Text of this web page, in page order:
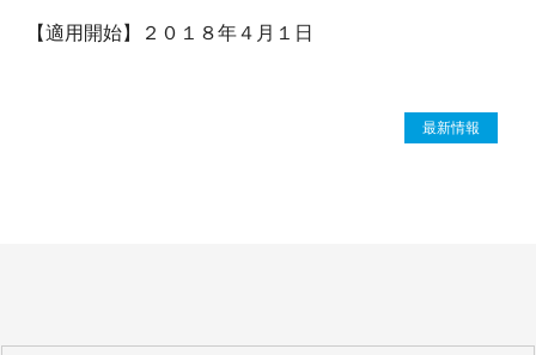
【適用開始】２０１８年４月１日
最新情報